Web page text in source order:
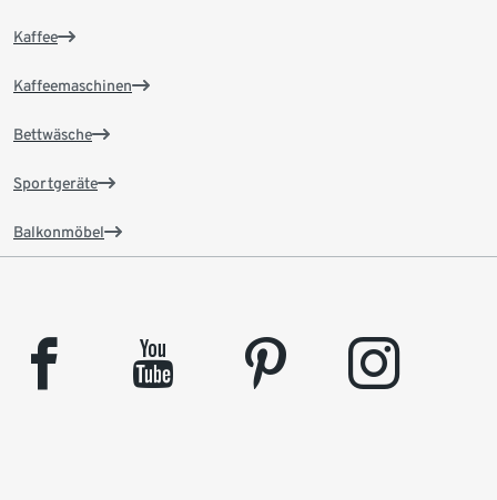
Kaffee
Kaffeemaschinen
Bettwäsche
Sportgeräte
Balkonmöbel
facebook youtube pinterest instagram